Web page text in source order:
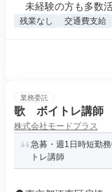
未経験の方も多数
残業なし 交通費支給
業務委託
歌 ボイトレ講師
株式会社モードプラス
急募・週1日時短勤
トレ講師